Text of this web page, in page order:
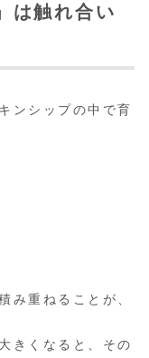
は触れ合い
ンシップの中で育
み重ねることが、
きくなると、その